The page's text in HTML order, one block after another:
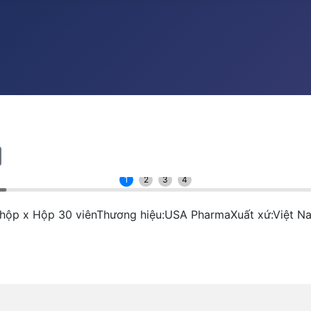
1 2 3 4
x Hộp 30 viênThương hiệu:USA PharmaXuất xứ:Việt